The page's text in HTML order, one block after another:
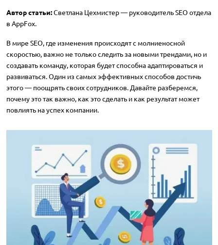
Автор статьи:Светлана Цехмистер — руководитель SEO отдела
в AppFox.
В мире SEO, где изменения происходят с молниеносной
скоростью, важно не только следить за новыми трендами, но и
создавать команду, которая будет способна адаптироваться и
развиваться. Один из самых эффективных способов достичь
этого — поощрять своих сотрудников. Давайте разберемся,
почему это так важно, как это сделать и как результат может
повлиять на успех компании.